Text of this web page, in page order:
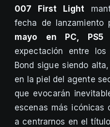
007 First Light
fecha de lanzamiento
mayo en PC,
expectación entre
Bond sigue siendo
en la piel del agente
que evocarán
escenas más icónicas
a centrarnos en el